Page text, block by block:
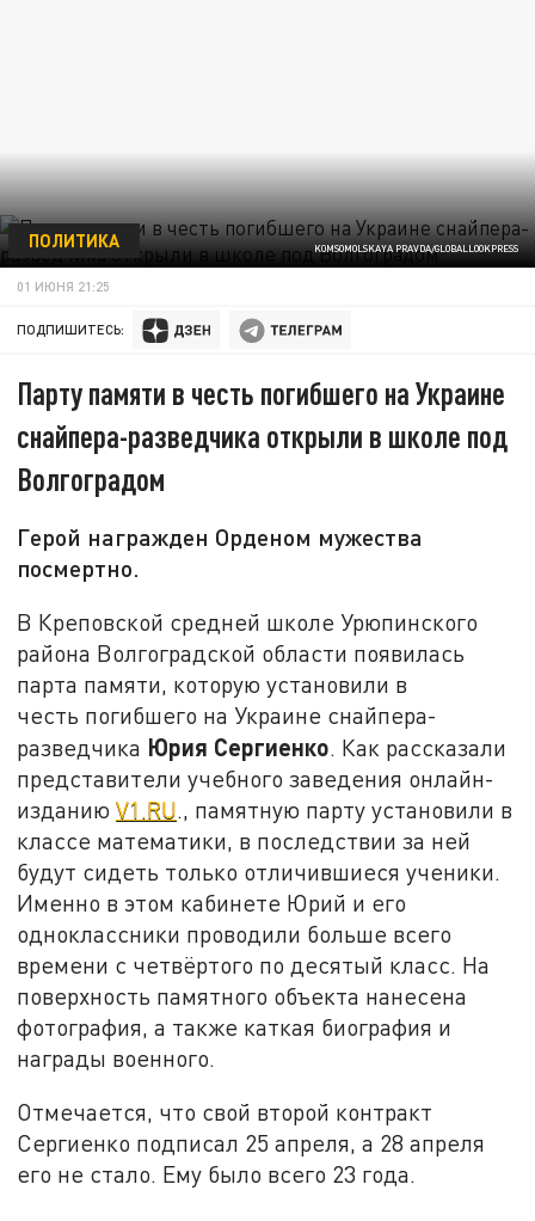
KOMSOMOLSKAYA PRAVDA/GLOBALLOOKPRESS
ПОЛИТИКА
01 ИЮНЯ 21:25
ПОДПИШИТЕСЬ:
Парту памяти в честь погибшего на Украине
снайпера-разведчика открыли в школе под
Волгоградом
Герой награжден Орденом мужества
посмертно.
В Креповской средней школе Урюпинского
района Волгоградской области появилась
парта памяти, которую установили в
честь погибшего на Украине снайпера-
разведчика Юрия Сергиенко. Как рассказали
представители учебного заведения онлайн-
изданиюV1.RU., памятную парту установили в
классе математики, в последствии за ней
будут сидеть только отличившиеся ученики.
Именно в этом кабинете Юрий и его
одноклассники проводили больше всего
времени с четвёртого по десятый класс. На
поверхность памятного объекта нанесена
фотография, а также каткая биография и
награды военного.
Отмечается, что свой второй контракт
Сергиенко подписал 25 апреля, а 28 апреля
его не стало. Ему было всего 23 года.